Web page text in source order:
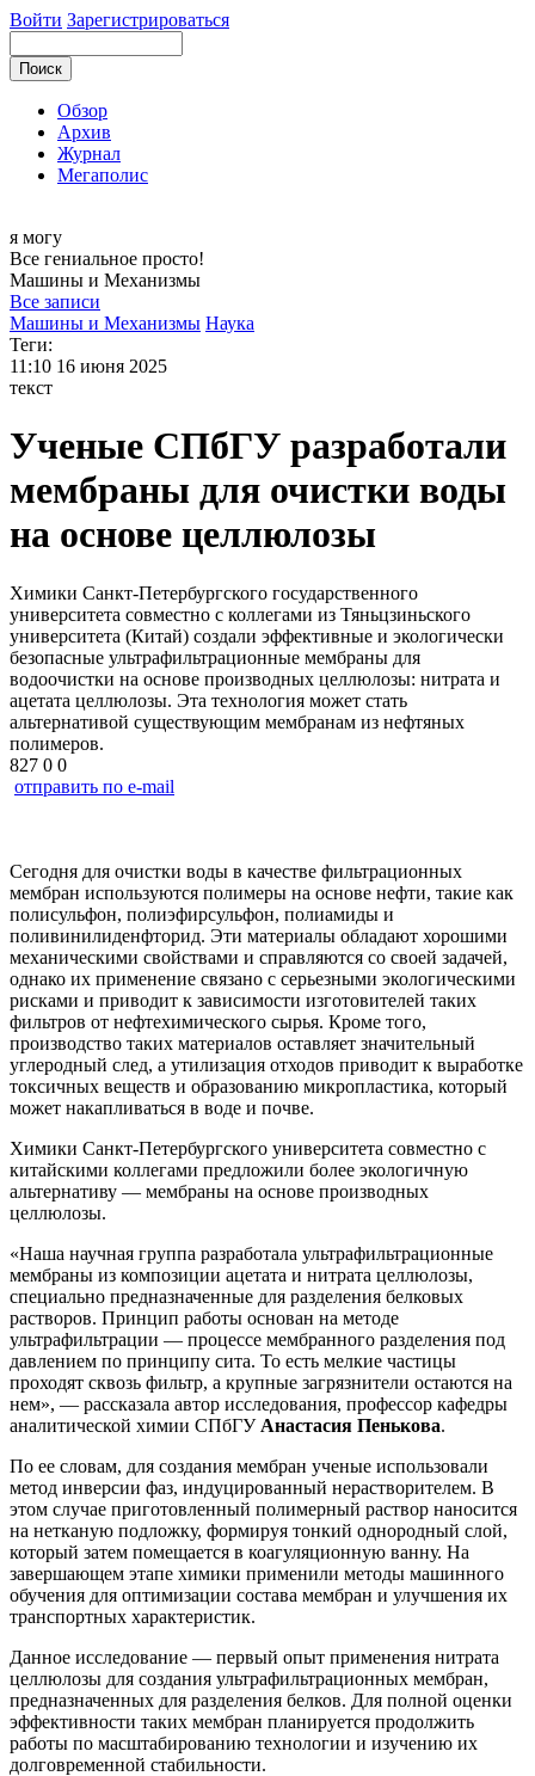
Войти Зарегистрироваться
Обзор
Архив
Журнал
Мегаполис
я могу
Все гениальное просто!
Машины и Механизмы
Все записи
Машины и Механизмы Наука
Теги:
11:10 16 июня 2025
текст
Ученые СПбГУ разработали
мембраны для очистки воды
на основе целлюлозы
Химики Санкт‑Петербургского государственного
университета совместно с коллегами из Тяньцзиньского
университета (Китай) создали эффективные и экологически
безопасные ультрафильтрационные мембраны для
водоочистки на основе производных целлюлозы: нитрата и
ацетата целлюлозы. Эта технология может стать
альтернативой существующим мембранам из нефтяных
полимеров.
827 0 0
отправить по e-mail
Сегодня для очистки воды в качестве фильтрационных
мембран используются полимеры на основе нефти, такие как
полисульфон, полиэфирсульфон, полиамиды и
поливинилиденфторид. Эти материалы обладают хорошими
механическими свойствами и справляются со своей задачей,
однако их применение связано с серьезными экологическими
рисками и приводит к зависимости изготовителей таких
фильтров от нефтехимического сырья. Кроме того,
производство таких материалов оставляет значительный
углеродный след, а утилизация отходов приводит к выработке
токсичных веществ и образованию микропластика, который
может накапливаться в воде и почве.
Химики Санкт‑Петербургского университета совместно с
китайскими коллегами предложили более экологичную
альтернативу — мембраны на основе производных
целлюлозы.
«Наша научная группа разработала ультрафильтрационные
мембраны из композиции ацетата и нитрата целлюлозы,
специально предназначенные для разделения белковых
растворов. Принцип работы основан на методе
ультрафильтрации — процессе мембранного разделения под
давлением по принципу сита. То есть мелкие частицы
проходят сквозь фильтр, а крупные загрязнители остаются на
нем», — рассказала автор исследования, профессор кафедры
аналитической химии СПбГУ Анастасия Пенькова.
По ее словам, для создания мембран ученые использовали
метод инверсии фаз, индуцированный нерастворителем. В
этом случае приготовленный полимерный раствор наносится
на нетканую подложку, формируя тонкий однородный слой,
который затем помещается в коагуляционную ванну. На
завершающем этапе химики применили методы машинного
обучения для оптимизации состава мембран и улучшения их
транспортных характеристик.
Данное исследование — первый опыт применения нитрата
целлюлозы для создания ультрафильтрационных мембран,
предназначенных для разделения белков. Для полной оценки
эффективности таких мембран планируется продолжить
работы по масштабированию технологии и изучению их
долговременной стабильности.